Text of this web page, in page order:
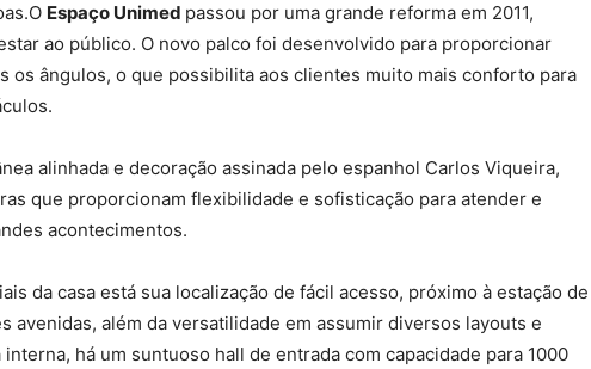
Espaço Unimed passou por uma grande reforma em 2011,
ao público. O novo palco foi desenvolvido para proporcionar
os ângulos, o que possibilita aos clientes muito mais conforto para
alinhada e decoração assinada pelo espanhol Carlos Viqueira,
que proporcionam flexibilidade e sofisticação para atender e
acontecimentos.
da casa está sua localização de fácil acesso, próximo à estação de
avenidas, além da versatilidade em assumir diversos layouts e
há um suntuoso hall de entrada com capacidade para 1000